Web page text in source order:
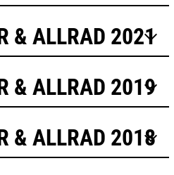
& ALLRAD 2021
& ALLRAD 2019
& ALLRAD 2018